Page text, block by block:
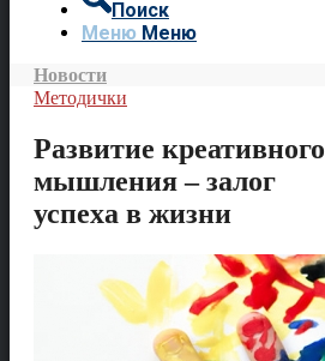
Поиск
Меню Меню
Новости
Методички
Развитие креативного
мышления – залог
успеха в жизни